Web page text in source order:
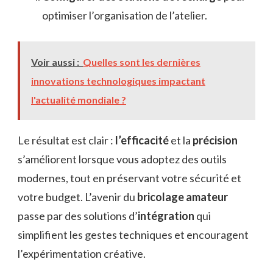
optimiser l’organisation de l’atelier.
Voir aussi : Quelles sont les dernières
innovations technologiques impactant
l'actualité mondiale ?
Le résultat est clair : l’efficacitéet la précision
s’améliorent lorsque vous adoptez des outils
modernes, tout en préservant votre sécurité et
votre budget. L’avenir du bricolage amateur
passe par des solutions d’intégration qui
simplifient les gestes techniques et encouragent
l’expérimentation créative.